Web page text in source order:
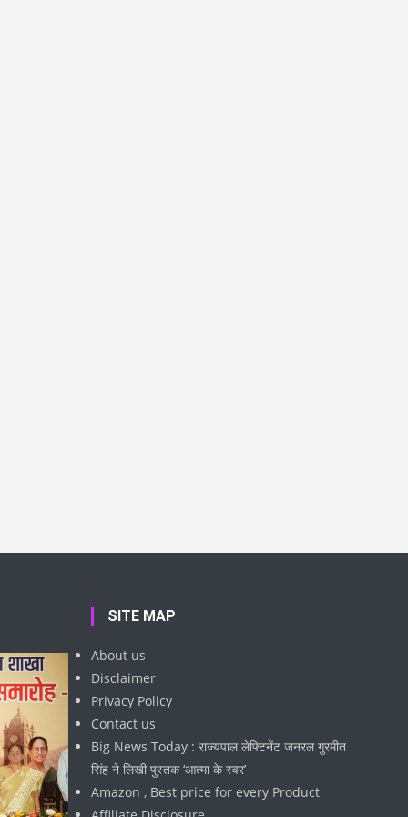
SITE MAP
About us
Disclaimer
Privacy Policy
Contact us
Big News Today : राज्यपाल लेफ्टिनेंट जनरल गुरमीत
सिंह ने लिखी पुस्तक ‘आत्मा के स्वर’
Amazon , Best price for every Product